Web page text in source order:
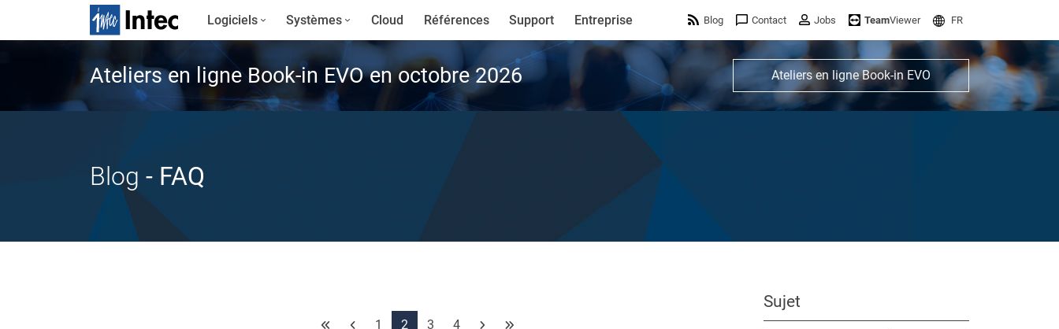
Logiciels Systèmes Cloud Références Support Entreprise Blog Contact Jobs TeamViewer FR
Ateliers en ligne Book-in EVO en octobre 2026 Ateliers en ligne Book-in EVO
Blog - FAQ
1 2 3 4
Sujet